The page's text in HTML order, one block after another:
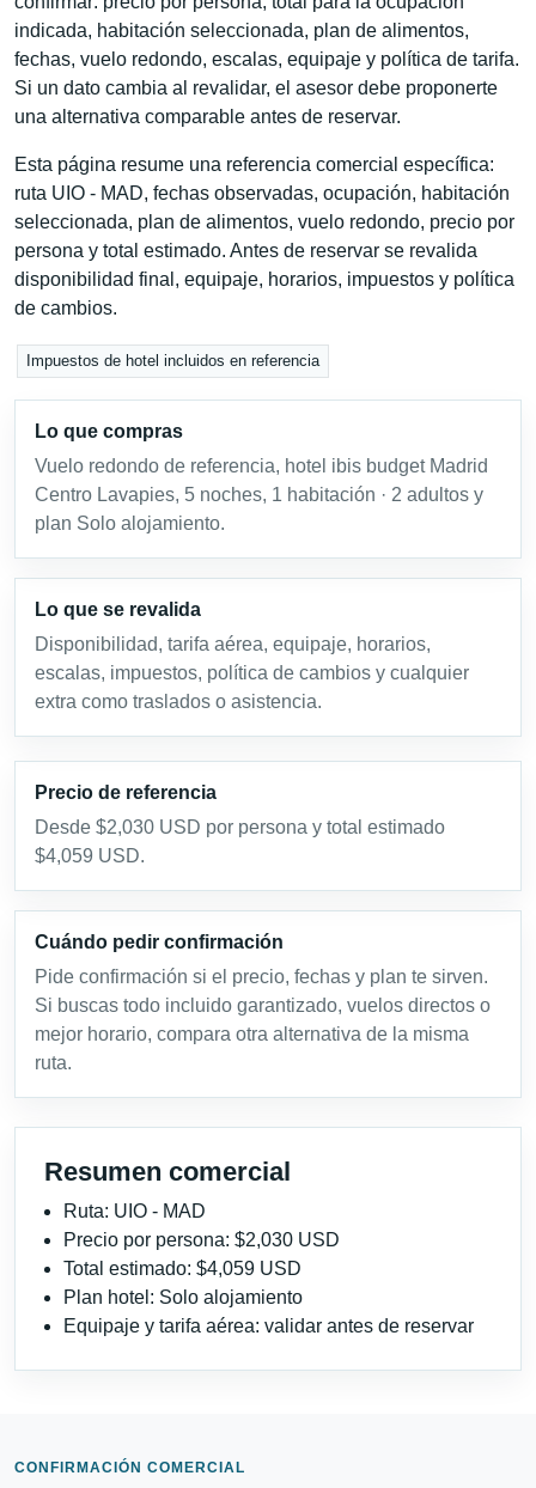
indicada, habitación seleccionada, plan de alimentos,
fechas, vuelo redondo, escalas, equipaje y política de tarifa.
Si un dato cambia al revalidar, el asesor debe proponerte
una alternativa comparable antes de reservar.
Esta página resume una referencia comercial específica:
ruta UIO - MAD, fechas observadas, ocupación, habitación
seleccionada, plan de alimentos, vuelo redondo, precio por
persona y total estimado. Antes de reservar se revalida
disponibilidad final, equipaje, horarios, impuestos y política
de cambios.
Impuestos de hotel incluidos en referencia
Lo que compras
Vuelo redondo de referencia, hotel ibis budget Madrid
Centro Lavapies, 5 noches, 1 habitación · 2 adultos y
plan Solo alojamiento.
Lo que se revalida
Disponibilidad, tarifa aérea, equipaje, horarios,
escalas, impuestos, política de cambios y cualquier
extra como traslados o asistencia.
Precio de referencia
Desde $2,030 USD por persona y total estimado
$4,059 USD.
Cuándo pedir confirmación
Pide confirmación si el precio, fechas y plan te sirven.
Si buscas todo incluido garantizado, vuelos directos o
mejor horario, compara otra alternativa de la misma
ruta.
Resumen comercial
Ruta: UIO - MAD
Precio por persona: $2,030 USD
Total estimado: $4,059 USD
Plan hotel: Solo alojamiento
Equipaje y tarifa aérea: validar antes de reservar
CONFIRMACIÓN COMERCIAL